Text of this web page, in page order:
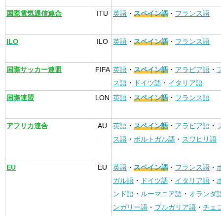
国際電気通信連合 ITU 英語 ・ スペイン語 ・ フランス語
ILO ILO 英語 ・ スペイン語 ・ フランス語
国際サッカー連盟 FIFA 英語 ・ スペイン語 ・ アラビア語 ・
ス語 ・ ドイツ語 ・ イタリア語
国際連盟
LON 英語 ・ スペイン語 ・ フランス語
アフリカ連合 AU 英語 ・ スペイン語 ・ アラビア語 ・
ス語 ・ ポルトガル語 ・ スワヒリ語
EU EU 英語 ・ スペイン語 ・ フランス語 ・
ガル語 ・ ドイツ語 ・ イタリア語 ・
ンド語 ・ ルーマニア語 ・ オランダ
ンガリー語 ・ ブルガリア語 ・ チェ